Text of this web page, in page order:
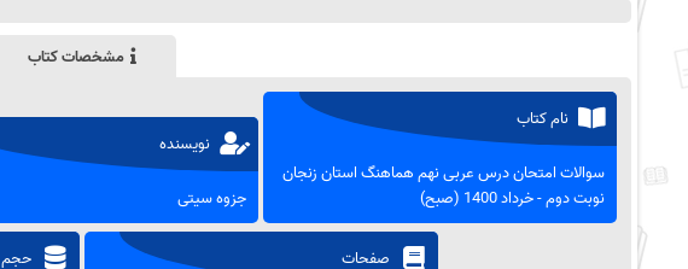
مشخصات کتاب
نام کتاب
سوالات امتحان درس عربی نهم هماهنگ استان زنجان
نوبت دوم - خرداد 1400 (صبح)
نویسنده
جزوه سیتی
صفحات حجم